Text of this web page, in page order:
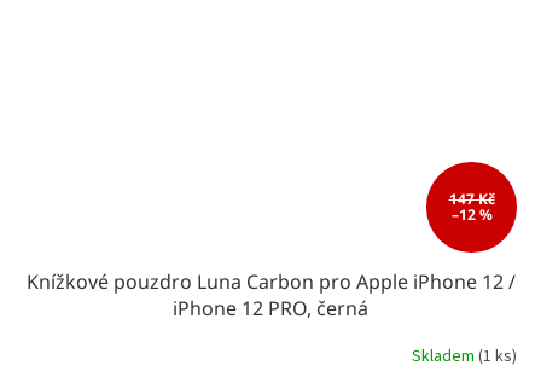
147 Kč
–12 %
Knížkové pouzdro Luna Carbon pro Apple iPhone 12 /
iPhone 12 PRO, černá
Skladem (1 ks)